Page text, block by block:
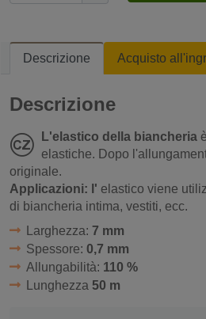
Descrizione Acquisto
Descrizione
L'elastico della biancheria
elastiche. Dopo
originale.
Applicazioni: l' elastico viene
di biancheria intima, vestiti, ecc.
Larghezza: 7 mm
Spessore: 0,7 mm
Allungabilità: 110 %
Lunghezza 50 m